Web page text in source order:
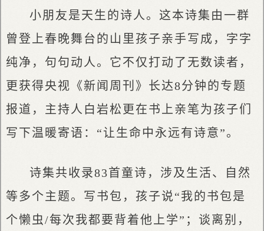
小朋友是天生的诗人。这本诗集由一群
曾登上春晚舞台的山里孩子亲手写成，字字
纯净，句句动人。它不仅打动了无数读者，
更获得央视《新闻周刊》长达8分钟的专题
报道，主持人白岩松更在书上亲笔为孩子们
写下温暖寄语：“让生命中永远有诗意”。
诗集共收录83首童诗，涉及生活、自然
等多个主题。写书包，孩子说“我的书包是
个懒虫/每次我都要背着他上学”；谈离别，